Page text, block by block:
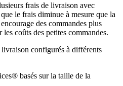
frais de livraison avec
le frais diminue à mesure que la
des commandes plus
coûts des petites commandes.
configurés à différents